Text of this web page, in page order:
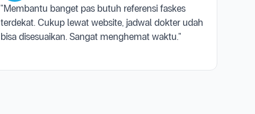
"Membantu banget pas butuh referensi faskes
terdekat. Cukup lewat website, jadwal dokter udah
bisa disesuaikan. Sangat menghemat waktu."